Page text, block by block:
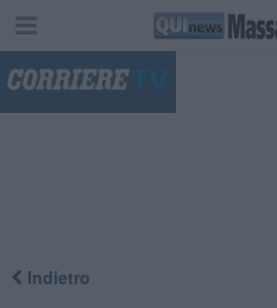
Indietro